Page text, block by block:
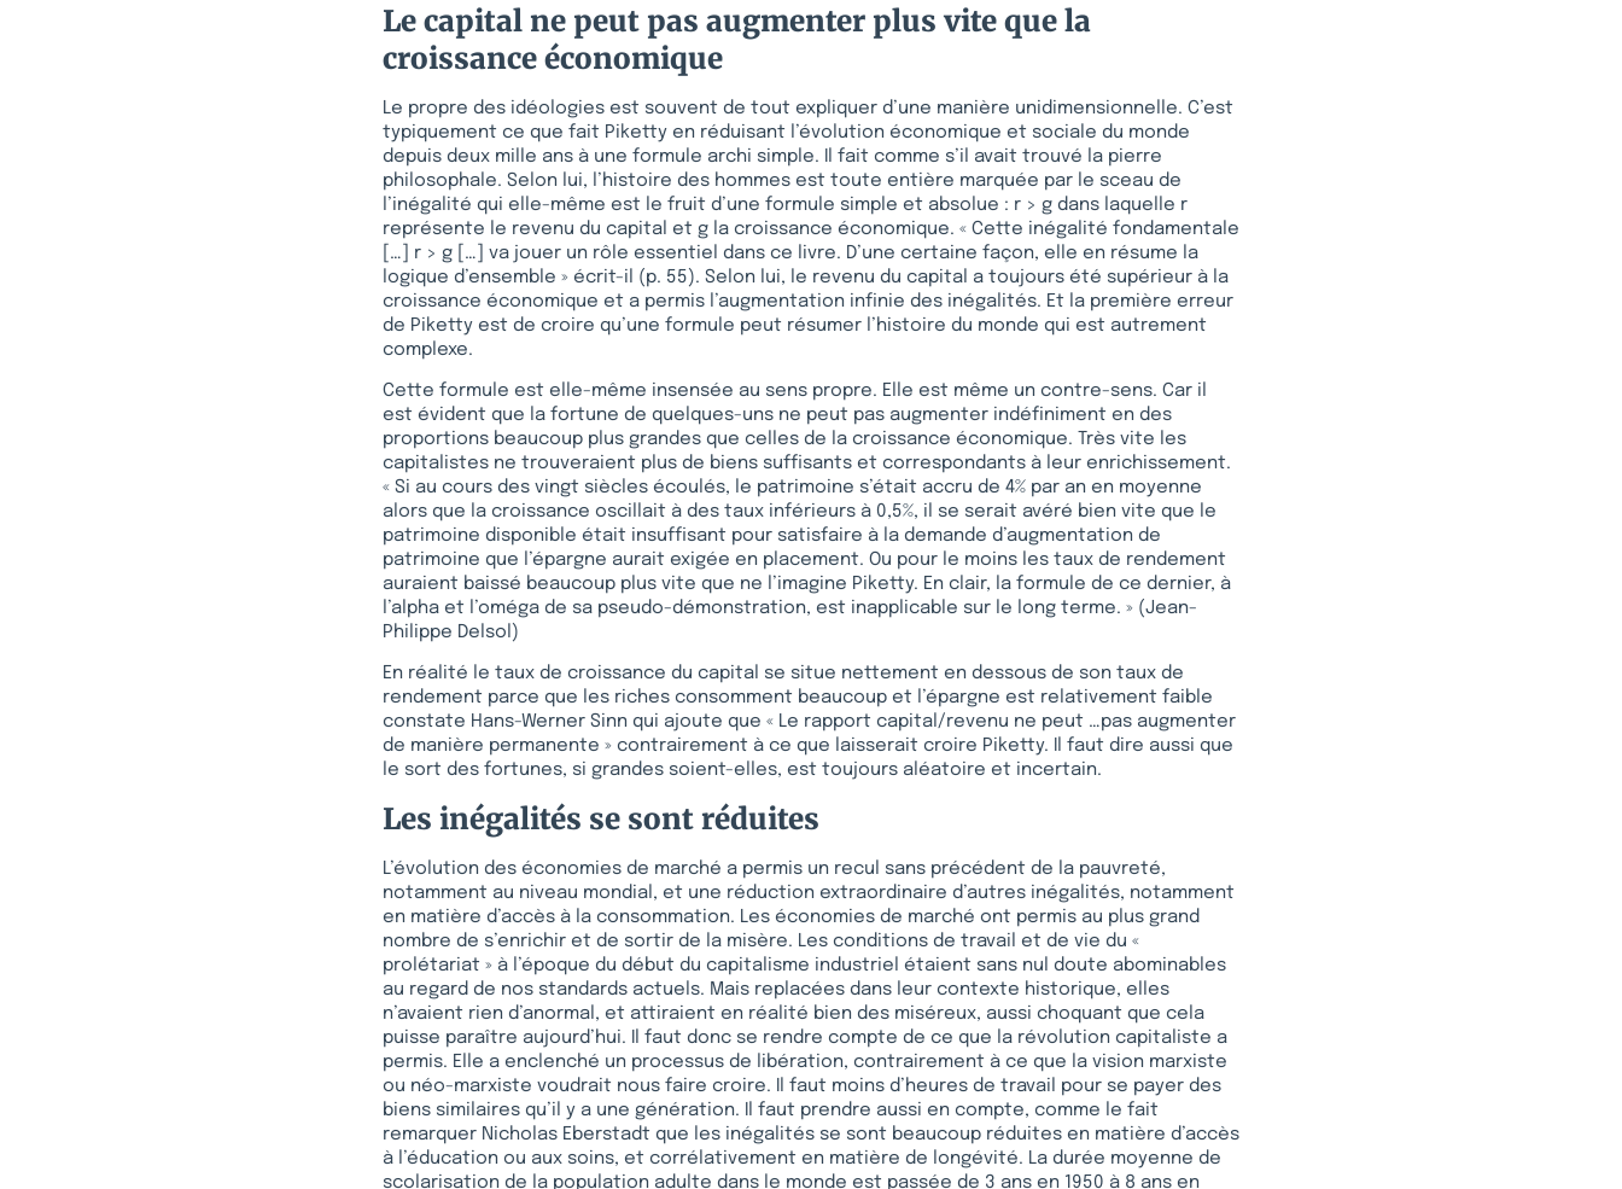
Le capital ne peut pas augmenter plus vite que la
croissance économique
Le propre des idéologies est souvent de tout expliquer d’une manière unidimensionnelle. C’est
typiquement ce que fait Piketty en réduisant l’évolution économique et sociale du monde
depuis deux mille ans à une formule archi simple. Il fait comme s’il avait trouvé la pierre
philosophale. Selon lui, l’histoire des hommes est toute entière marquée par le sceau de
l’inégalité qui elle-même est le fruit d’une formule simple et absolue : r > g dans laquelle r
représente le revenu du capital et g la croissance économique. « Cette inégalité fondamentale
[…] r > g […] va jouer un rôle essentiel dans ce livre. D’une certaine façon, elle en résume la
logique d’ensemble » écrit-il (p. 55). Selon lui, le revenu du capital a toujours été supérieur à la
croissance économique et a permis l’augmentation infinie des inégalités. Et la première erreur
de Piketty est de croire qu’une formule peut résumer l’histoire du monde qui est autrement
complexe.
Cette formule est elle-même insensée au sens propre. Elle est même un contre-sens. Car il
est évident que la fortune de quelques-uns ne peut pas augmenter indéfiniment en des
proportions beaucoup plus grandes que celles de la croissance économique. Très vite les
capitalistes ne trouveraient plus de biens suffisants et correspondants à leur enrichissement.
« Si au cours des vingt siècles écoulés, le patrimoine s’était accru de 4% par an en moyenne
alors que la croissance oscillait à des taux inférieurs à 0,5%, il se serait avéré bien vite que le
patrimoine disponible était insuffisant pour satisfaire à la demande d’augmentation de
patrimoine que l’épargne aurait exigée en placement. Ou pour le moins les taux de rendement
auraient baissé beaucoup plus vite que ne l’imagine Piketty. En clair, la formule de ce dernier, à
l’alpha et l’oméga de sa pseudo-démonstration, est inapplicable sur le long terme. » (Jean-
Philippe Delsol)
En réalité le taux de croissance du capital se situe nettement en dessous de son taux de
rendement parce que les riches consomment beaucoup et l’épargne est relativement faible
constate Hans-Werner Sinn qui ajoute que « Le rapport capital/revenu ne peut …pas augmenter
de manière permanente » contrairement à ce que laisserait croire Piketty. Il faut dire aussi que
le sort des fortunes, si grandes soient-elles, est toujours aléatoire et incertain.
Les inégalités se sont réduites
L’évolution des économies de marché a permis un recul sans précédent de la pauvreté,
notamment au niveau mondial, et une réduction extraordinaire d’autres inégalités, notamment
en matière d’accès à la consommation. Les économies de marché ont permis au plus grand
nombre de s’enrichir et de sortir de la misère. Les conditions de travail et de vie du «
prolétariat » à l’époque du début du capitalisme industriel étaient sans nul doute abominables
au regard de nos standards actuels. Mais replacées dans leur contexte historique, elles
n’avaient rien d’anormal, et attiraient en réalité bien des miséreux, aussi choquant que cela
puisse paraître aujourd’hui. Il faut donc se rendre compte de ce que la révolution capitaliste a
permis. Elle a enclenché un processus de libération, contrairement à ce que la vision marxiste
ou néo-marxiste voudrait nous faire croire. Il faut moins d’heures de travail pour se payer des
biens similaires qu’il y a une génération. Il faut prendre aussi en compte, comme le fait
remarquer Nicholas Eberstadt que les inégalités se sont beaucoup réduites en matière d’accès
à l’éducation ou aux soins, et corrélativement en matière de longévité. La durée moyenne de
scolarisation de la population adulte dans le monde est passée de 3 ans en 1950 à 8 ans en